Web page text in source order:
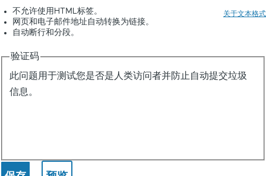
关于文本格式
不允许使用HTML标签。
网页和电子邮件地址自动转换为链接。
自动断行和分段。
验证码
此问题用于测试您是否是人类访问者并防止自动提交垃圾
信息。